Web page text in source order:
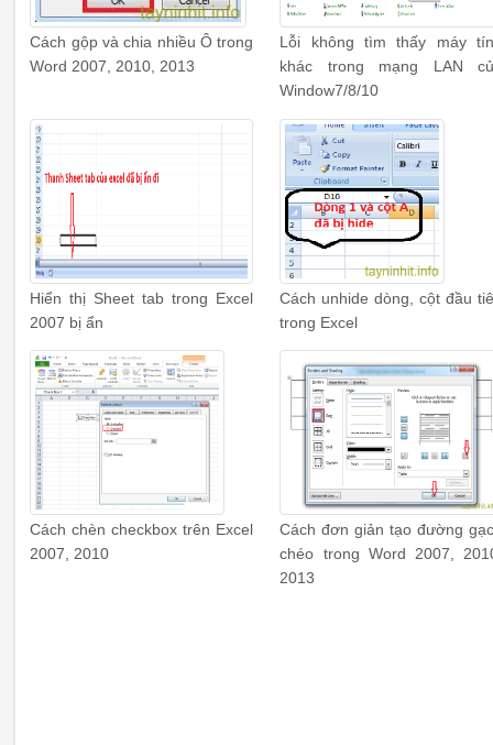
Cách gộp và chia nhiều Ô trong
Word 2007, 2010, 2013
Lỗi không tìm thấy máy
khác trong mạng LAN
Window7/8/10
Hiển thị Sheet tab trong Excel
2007 bị ẩn
Cách unhide dòng, cột đầu
trong Excel
Cách chèn checkbox trên Excel
2007, 2010
Cách đơn giản tạo đường
chéo trong Word 2007,
2013